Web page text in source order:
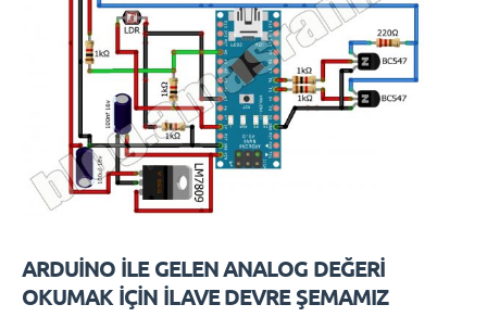
ARDUİNO İLE GELEN ANALOG DEĞERİ
OKUMAK İÇİN İLAVE DEVRE ŞEMAMIZ